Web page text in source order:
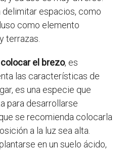
espacios, como
como elemento
terrazas.
el brezo, es
las características de
es una especie que
para desarrollarse
se recomienda colocarla
a la luz sea alta.
en un suelo ácido,